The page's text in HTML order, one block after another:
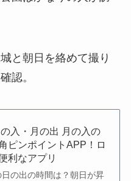
と朝日を絡めて撮り
認。
入・月の出 月の入の
ピンポイントAPP！ロ
利なアプリ
の出の時間は？朝日が昇